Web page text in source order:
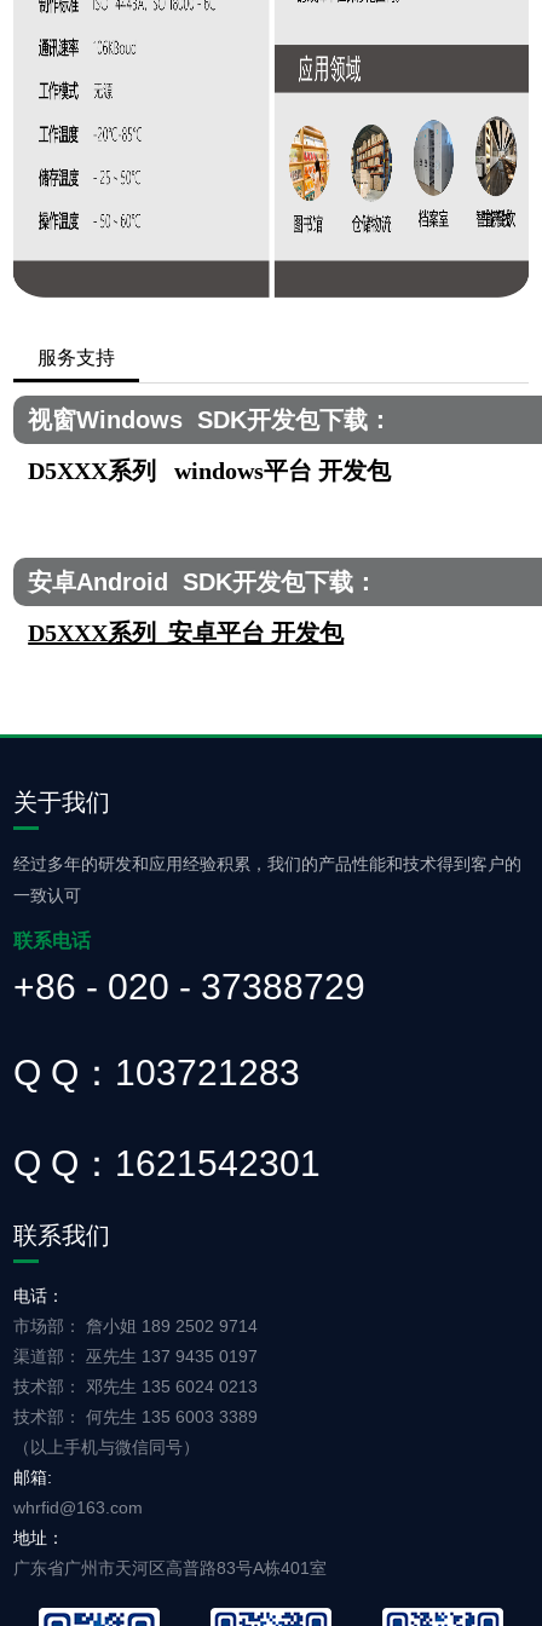
服务支持
视窗Windows SDK开发包下载：
D5XXX系列 windows平台 开发包
安卓Android SDK开发包下载：
D5XXX系列 安卓平台 开发包
关于我们
经过多年的研发和应用经验积累，我们的产品性能和技术得到客户的
一致认可
联系电话
+86 - 020 - 37388729
Q Q：103721283
Q Q：1621542301
联系我们
电话：
市场部： 詹小姐 189 2502 9714
渠道部： 巫先生 137 9435 0197
技术部： 邓先生 135 6024 0213
技术部： 何先生 135 6003 3389
（以上手机与微信同号）
邮箱:
whrfid@163.com
地址：
广东省广州市天河区高普路83号A栋401室